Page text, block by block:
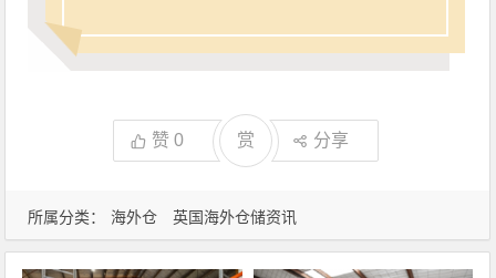
所属分类： 海外仓 英国海外仓储资讯
赞0 赏 分享